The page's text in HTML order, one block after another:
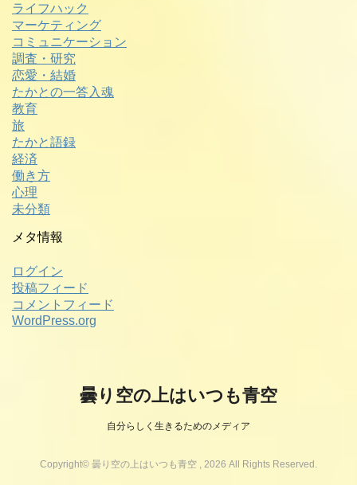
ライフハック
マーケティング
コミュニケーション
調査・研究
恋愛・結婚
たかとの一答入魂
教育
旅
たかと語録
経済
働き方
心理
未分類
メタ情報
ログイン
投稿フィード
コメントフィード
WordPress.org
曇り空の上はいつも青空
自分らしく生きるためのメディア
Copyright© 曇り空の上はいつも青空 , 2026 All Rights Reserved.